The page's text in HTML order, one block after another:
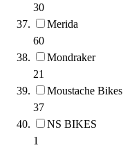
30
Merida
60
Mondraker
21
Moustache Bikes
37
NS BIKES
1